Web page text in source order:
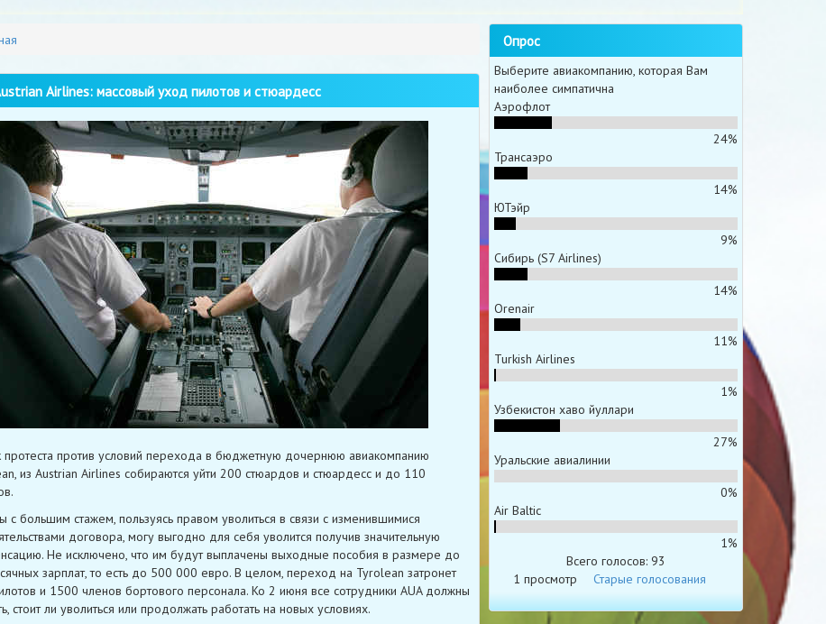
Airlines: массовый уход пилотов и стюардесс
протеста против условий перехода в бюджетную дочернюю авиакомпанию
из Austrian Airlines собираются уйти 200 стюардов и стюардесс и до 110
с большим стажем, пользуясь правом уволиться в связи с изменившимися
договора, могу выгодно для себя уволится получив значительную
Не исключено, что им будут выплачены выходные пособия в размере до
зарплат, то есть до 500 000 евро. В целом, переход на Tyrolean затронет
и 1500 членов бортового персонала. Ко 2 июня все сотрудники AUA должны
стоит ли уволиться или продолжать работать на новых условиях.
Опрос
Выберите авиакомпанию, которая Вам
наиболее симпатична
Аэрофлот
24%
Трансаэро
14%
ЮТэйр
9%
Сибирь (S7 Airlines)
14%
Orenair
11%
Turkish Airlines
1%
Узбекистон хаво йуллари
27%
Уральские авиалинии
0%
Air Baltic
1%
Всего голосов: 93
1 просмотр
Старые голосования